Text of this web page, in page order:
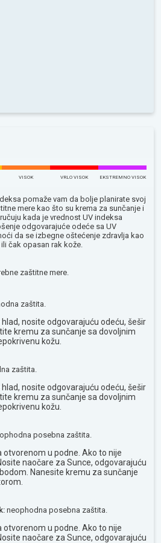
VISOK VRLO VISOK EKSTREMNO VISOK
pomaže vam da bolje planirate svoj
mere kao što su krema za sunčanje i
kada je vrednost UV indeksa
odgovarajuće odeće sa UV
da se izbegne oštećenje zdravlja kao
čak opasan rak kože.
zaštitne mere.
zaštita.
nosite odgovarajuću odeću, šešir
kremu za sunčanje sa dovoljnim
kožu.
zaštita.
nosite odgovarajuću odeću, šešir
kremu za sunčanje sa dovoljnim
kožu.
posebna zaštita.
otvorenom u podne. Ako to nije
naočare za Sunce, odgovarajuću
Nanesite kremu za sunčanje
neophodna posebna zaštita.
otvorenom u podne. Ako to nije
naočare za Sunce, odgovarajuću